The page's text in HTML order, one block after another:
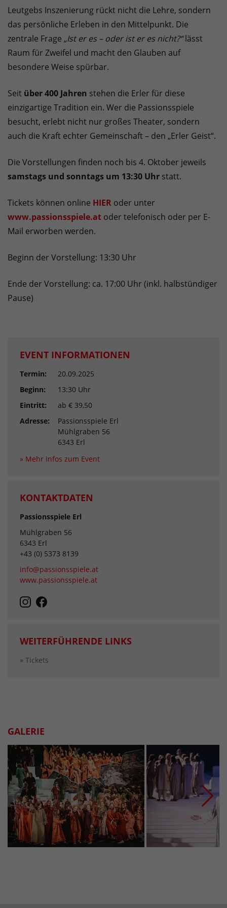
Leutgebs Inszenierung rückt nicht die Lehre, sondern
das persönliche Erleben in den Mittelpunkt. Die
zentrale Frage „Ist er es – oder ist er es nicht?“lässt
Raum für Zweifel und macht den Glauben auf
besondere Weise spürbar.
Seit über 400 Jahren stehen die Erler für diese
einzigartige Tradition ein. Wer die Passionsspiele
besucht, erlebt nicht nur großes Theater, sondern
auch die Kraft echter Gemeinschaft – den „Erler Geist“.
Die Vorstellungen finden noch bis 4. Oktober jeweils
samstags und sonntags um 13:30 Uhr statt.
Tickets können online HIER oder unter
www.passionsspiele.at oder telefonisch oder per E-
Mail erworben werden.
Beginn der Vorstellung: 13:30 Uhr
Ende der Vorstellung: ca. 17:00 Uhr (inkl. halbstündiger
Pause)
EVENT INFORMATIONEN
Termin:
20.09.2025
Beginn:
13:30 Uhr
Eintritt:
ab € 39,50
Adresse:
Passionsspiele Erl
Mühlgraben 56
6343 Erl
» Mehr Infos zum Event
KONTAKTDATEN
Passionsspiele Erl
Mühlgraben 56
6343 Erl
+43 (0) 5373 8139
info@passionsspiele.at
www.passionsspiele.at
WEITERFÜHRENDE LINKS
» Tickets
GALERIE